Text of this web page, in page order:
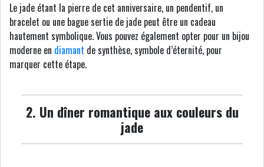
Le jade étant la pierre de cet anniversaire, un pendentif, un
bracelet ou une bague sertie de jade peut être un cadeau
hautement symbolique. Vous pouvez également opter pour un bijou
moderne en diamant de synthèse, symbole d’éternité, pour
marquer cette étape.
2. Un dîner romantique aux couleurs du
jade